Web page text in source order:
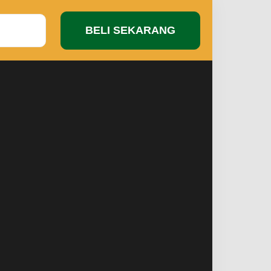
BELI SEKARANG